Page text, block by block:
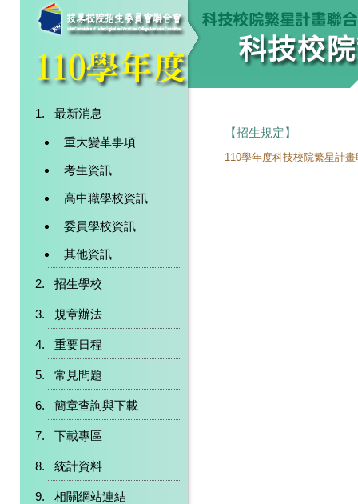
最新消息
重大變革事項
考生資訊
高中職學校資訊
委員學校資訊
其他資訊
招生學校
規章辦法
重要日程
常見問題
簡章查詢與下載
下載專區
統計資料
相關網站連結
【招生規定】
110學年度科技校院繁星計